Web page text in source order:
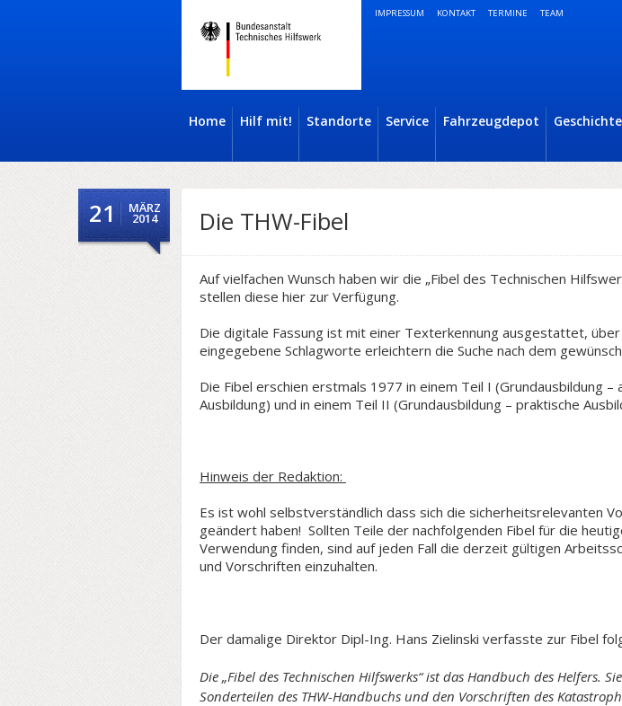
IMPRESSUM KONTAKT TERMINE TEAM
Home Hilf mit! Standorte Service Fahrzeugdepot Geschichte
21 MÄRZ
2014 Die THW-Fibel
Auf vielfachen Wunsch haben wir die „Fibel des Technischen
stellen diese hier zur Verfügung.
Die digitale Fassung ist mit einer Texterkennung ausgestattet,
eingegebene Schlagworte erleichtern die Suche nach dem
Die Fibel erschien erstmals 1977 in einem Teil I (Grundausbildung –
Ausbildung) und in einem Teil II (Grundausbildung – praktische
Hinweis der Redaktion:
Es ist wohl selbstverständlich dass sich die sicherheitsrelevanten
geändert haben! Sollten Teile der nachfolgenden Fibel für die
Verwendung finden, sind auf jeden Fall die derzeit gültigen
und Vorschriften einzuhalten.
Der damalige Direktor Dipl-Ing. Hans Zielinski verfasste zur Fibel
Die „Fibel des Technischen Hilfswerks“ ist das Handbuch des Helfers.
Sonderteilen des THW-Handbuchs und den Vorschriften des